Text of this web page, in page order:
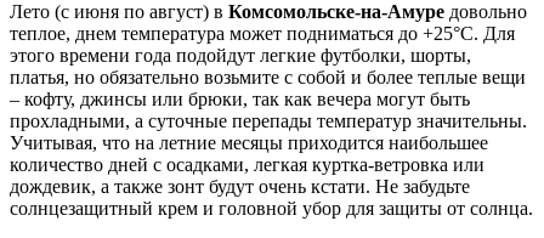
Лето (с июня по август) в Комсомольске-на-Амуре довольно
теплое, днем температура может подниматься до +25°C. Для
этого времени года подойдут легкие футболки, шорты,
платья, но обязательно возьмите с собой и более теплые вещи
– кофту, джинсы или брюки, так как вечера могут быть
прохладными, а суточные перепады температур значительны.
Учитывая, что на летние месяцы приходится наибольшее
количество дней с осадками, легкая куртка-ветровка или
дождевик, а также зонт будут очень кстати. Не забудьте
солнцезащитный крем и головной убор для защиты от солнца.